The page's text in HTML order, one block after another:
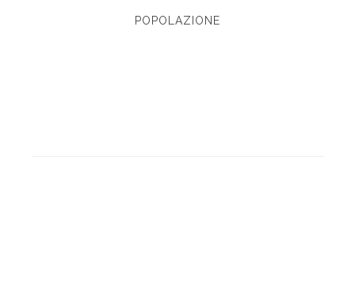
POPOLAZIONE